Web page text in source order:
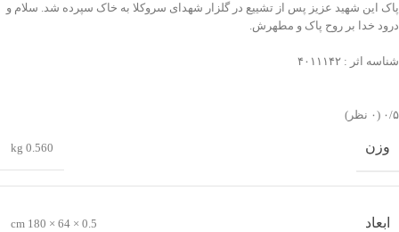
پاک این شهید عزیز پس از تشییع در گلزار شهدای سروکلا به خاک سپرده شد. سلام و
درود خدا بر روح پاک و مطهرش.
شناسه اثر : ۴۰۱۱۱۴۲
‫۰/۵ ‫(۰ نظر)
وزن 0.560 kg
ابعاد 0.5 × 64 × 180 cm